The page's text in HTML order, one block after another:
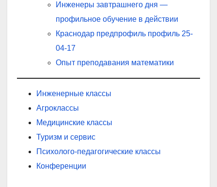
Инженеры завтрашнего дня —
профильное обучение в действии
Краснодар предпрофиль профиль 25-
04-17
Опыт преподавания математики
Инженерные классы
Агроклассы
Медицинские классы
Туризм и сервис
Психолого-педагогические классы
Конференции